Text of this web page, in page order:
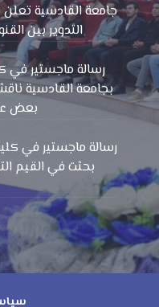
جامعة القادسية تعلن
التدوير بين
رسالة ماجستير في
بعض
رسالة ماجستير في
بحثت في القيم